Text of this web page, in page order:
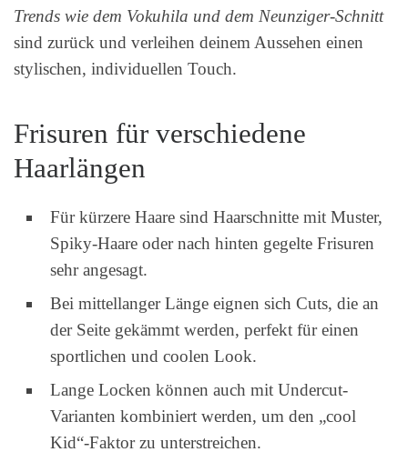
Trends wie dem Vokuhila und dem Neunziger-Schnitt
sind zurück und verleihen deinem Aussehen einen
stylischen, individuellen Touch.
Frisuren für verschiedene
Haarlängen
Für kürzere Haare sind Haarschnitte mit Muster,
Spiky-Haare oder nach hinten gegelte Frisuren
sehr angesagt.
Bei mittellanger Länge eignen sich Cuts, die an
der Seite gekämmt werden, perfekt für einen
sportlichen und coolen Look.
Lange Locken können auch mit Undercut-
Varianten kombiniert werden, um den „cool
Kid“-Faktor zu unterstreichen.